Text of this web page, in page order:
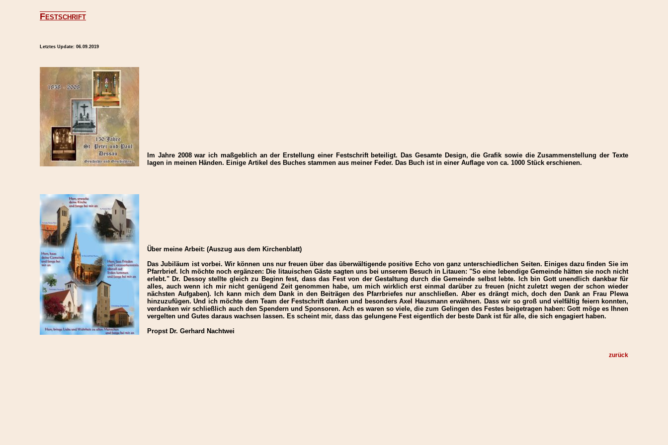
Festschrift
Letztes Update: 06.09.2019
Im Jahre 2008 war ich maßgeblich an der Erstellung einer Festschrift beteiligt. Das Gesamte Design, die Grafik sowie die Zusammenstellung der Texte
lagen in meinen Händen. Einige Artikel des Buches stammen aus meiner Feder. Das Buch ist in einer Auflage von ca. 1000 Stück erschienen.
Über meine Arbeit: (Auszug aus dem Kirchenblatt)
Das Jubiläum ist vorbei. Wir können uns nur freuen über das überwältigende positive Echo von ganz unterschiedlichen Seiten. Einiges dazu finden Sie im
Pfarrbrief. Ich möchte noch ergänzen: Die litauischen Gäste sagten uns bei unserem Besuch in Litauen: "So eine lebendige Gemeinde hätten sie noch nicht
erlebt." Dr. Dessoy stellte gleich zu Beginn fest, dass das Fest von der Gestaltung durch die Gemeinde selbst lebte. Ich bin Gott unendlich dankbar für
alles, auch wenn ich mir nicht genügend Zeit genommen habe, um mich wirklich erst einmal darüber zu freuen (nicht zuletzt wegen der schon wieder
nächsten Aufgaben). Ich kann mich dem Dank in den Beiträgen des Pfarrbriefes nur anschließen. Aber es drängt mich, doch den Dank an Frau Plewa
hinzuzufügen. Und ich möchte dem Team der Festschrift danken und besonders Axel Hausmann erwähnen. Dass wir so groß und vielfältig feiern konnten,
verdanken wir schließlich auch den Spendern und Sponsoren. Ach es waren so viele, die zum Gelingen des Festes beigetragen haben: Gott möge es Ihnen
vergelten und Gutes daraus wachsen lassen. Es scheint mir, dass das gelungene Fest eigentlich der beste Dank ist für alle, die sich engagiert haben.
Propst Dr. Gerhard Nachtwei
zurück